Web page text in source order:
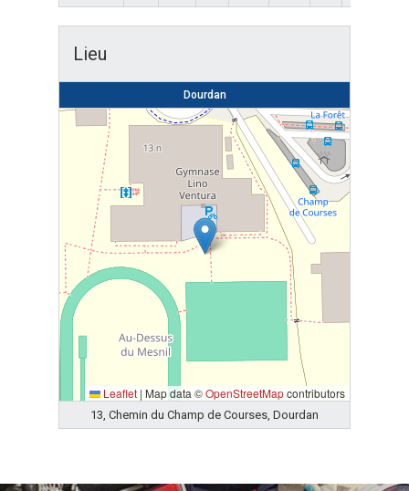
Lieu
Dourdan
Leaflet | Map data ©OpenStreetMapcontributors
13, Chemin du Champ de Courses, Dourdan